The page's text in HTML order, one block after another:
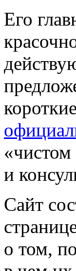
Его
и
Сайт
о том,